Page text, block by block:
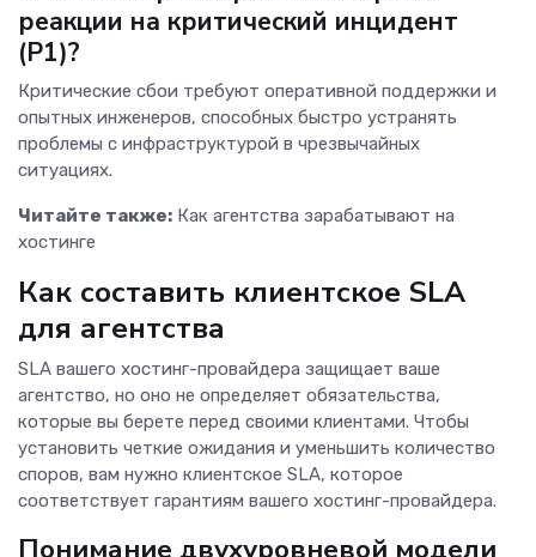
реакции на критический инцидент
(P1)?
Критические сбои требуют оперативной поддержки и
опытных инженеров, способных быстро устранять
проблемы с инфраструктурой в чрезвычайных
ситуациях.
Читайте также: Как агентства зарабатывают на
хостинге
Как составить клиентское SLA
для агентства
SLA вашего хостинг-провайдера защищает ваше
агентство, но оно не определяет обязательства,
которые вы берете перед своими клиентами. Чтобы
установить четкие ожидания и уменьшить количество
споров, вам нужно клиентское SLA, которое
соответствует гарантиям вашего хостинг-провайдера.